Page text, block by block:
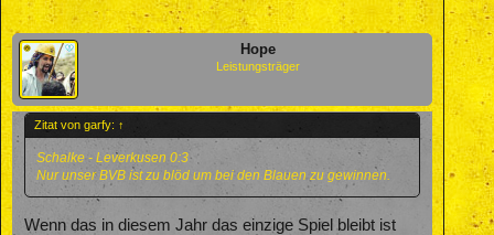
Hope
Leistungsträger
Zitat von garfy: ↑
Schalke - Leverkusen 0:3
Nur unser BVB ist zu blöd um bei den Blauen zu gewinnen.
Wenn das in diesem Jahr das einzige Spiel bleibt ist